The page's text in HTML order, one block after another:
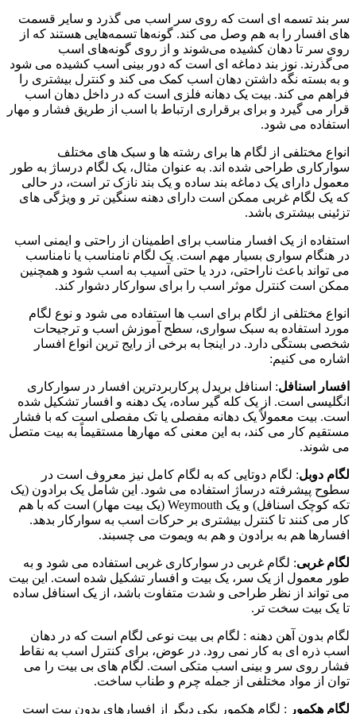
سر بند تسمه ای است که روی سر اسب می گذرد و سایر قسمت
های افسار را به هم وصل می کند. گونه‌ها تسمه‌هایی هستند که از
روی سر تا دهان کشیده می‌شوند و از روی گونه‌های اسب
می‌گذرند. نوز بند دماغه ای است که دور بینی اسب کشیده می شود
و به بسته نگه داشتن دهان اسب کمک می کند و کنترل بیشتری را
فراهم می کند. بیت یک دهانه فلزی است که در داخل دهان اسب
قرار می گیرد و برای برقراری ارتباط با اسب از طریق فشار و مهار
استفاده می شود.
انواع مختلفی از لگام ها برای رشته ها و سبک های مختلف
سوارکاری طراحی شده اند. به عنوان مثال، یک لگام درساژ به طور
معمول دارای یک دماغه بند ساده و یک بند نازک تر است، در حالی
که یک لگام غربی ممکن است دارای دهنه سنگین تر و ویژگی های
تزئینی بیشتری باشد.
استفاده از یک افسار مناسب برای اطمینان از راحتی و ایمنی اسب
در هنگام سواری بسیار مهم است. یک لگام نامناسب یا نامناسب
می تواند باعث ناراحتی، درد یا حتی آسیب به اسب شود و همچنین
ممکن است کنترل موثر اسب را برای سوارکار دشوار کند.
انواع مختلفی از لگام برای اسب ها استفاده می شود و نوع لگام
مورد استفاده به سبک سواری، سطح آموزش اسب و ترجیحات
شخصی بستگی دارد. در اینجا به برخی از رایج ترین انواع افسار
اشاره می کنیم:
افسار اسنافل: اسنافل بریدل پرکاربردترین افسار در سوارکاری
انگلیسی است. از یک کله گیر ساده، یک دهنه و افسار تشکیل شده
است. بیت معمولاً یک دهانه مفصلی یا تک مفصلی است که با فشار
مستقیم کار می کند، به این معنی که مهارها مستقیماً به بیت متصل
می شوند.
لگام دوبل: لگام دوتایی که به لگام کامل نیز معروف است در
سطوح پیشرفته درساژ استفاده می شود. این شامل یک برادون (یک
تکه کوچک اسنافل) و یک Weymouth (یک بیت مهار) است که با هم
کار می کنند تا کنترل بیشتری بر حرکات اسب به سوارکار بدهد.
افسارها هم به برادون و هم به ویموت می چسبند.
لگام غربی: لگام غربی در سوارکاری غربی استفاده می شود و به
طور معمول از یک سر، یک بیت و افسار تشکیل شده است. این بیت
می تواند از نظر طراحی و شدت متفاوت باشد، از یک اسنافل ساده
تا یک بیت سخت تر.
لگام بدون آهن دهنه : لگام بی بیت نوعی لگام است که در دهان
اسب ذره ای به کار نمی رود. در عوض، برای کنترل اسب به نقاط
فشار روی سر و بینی اسب متکی است. لگام های بی بیت را می
توان از مواد مختلفی از جمله چرم و طناب ساخت.
لگام هکمور : لگام هکمور یکی دیگر از افسارهای بدون بیت است